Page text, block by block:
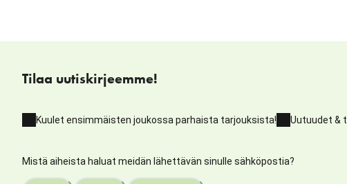
Tilaa uutiskirjeemme!
Kuulet ensimmäisten joukossa parhaista tarjouksista! Uutuudet &
Mistä aiheista haluat meidän lähettävän sinulle sähköpostia?